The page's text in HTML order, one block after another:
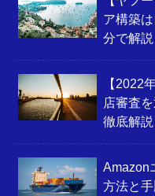
ア構築
分で解
【2022
店審査
徹底解
Amazon
方法と